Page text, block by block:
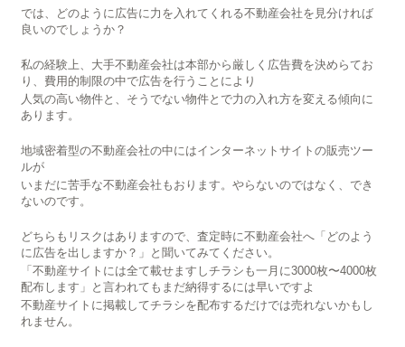
では、どのように広告に力を入れてくれる不動産会社を見分ければ
良いのでしょうか？
私の経験上、大手不動産会社は本部から厳しく広告費を決めらてお
り、費用的制限の中で広告を行うことにより
人気の高い物件と、そうでない物件とで力の入れ方を変える傾向に
あります。
地域密着型の不動産会社の中にはインターネットサイトの販売ツー
ルが
いまだに苦手な不動産会社もおります。やらないのではなく、でき
ないのです。
どちらもリスクはありますので、査定時に不動産会社へ「どのよう
に広告を出しますか？」と聞いてみてください。
「不動産サイトには全て載せますしチラシも一月に3000枚〜4000枚
配布します」と言われてもまだ納得するには早いですよ
不動産サイトに掲載してチラシを配布するだけでは売れないかもし
れません。